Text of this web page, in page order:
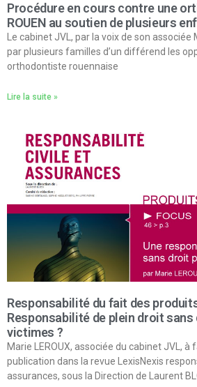
Procédure en cours contre une
ROUEN au soutien de plusieurs
Le cabinet JVL, par la voix de son associée
par plusieurs familles d’un différend les
orthodontiste rouennaise
Lire la suite »
Responsabilité du fait des
Responsabilité de plein droit
victimes ?
Marie LEROUX, associée du cabinet JVL, à
publication dans la revue LexisNexis
assurances, sous la Direction de Laurent